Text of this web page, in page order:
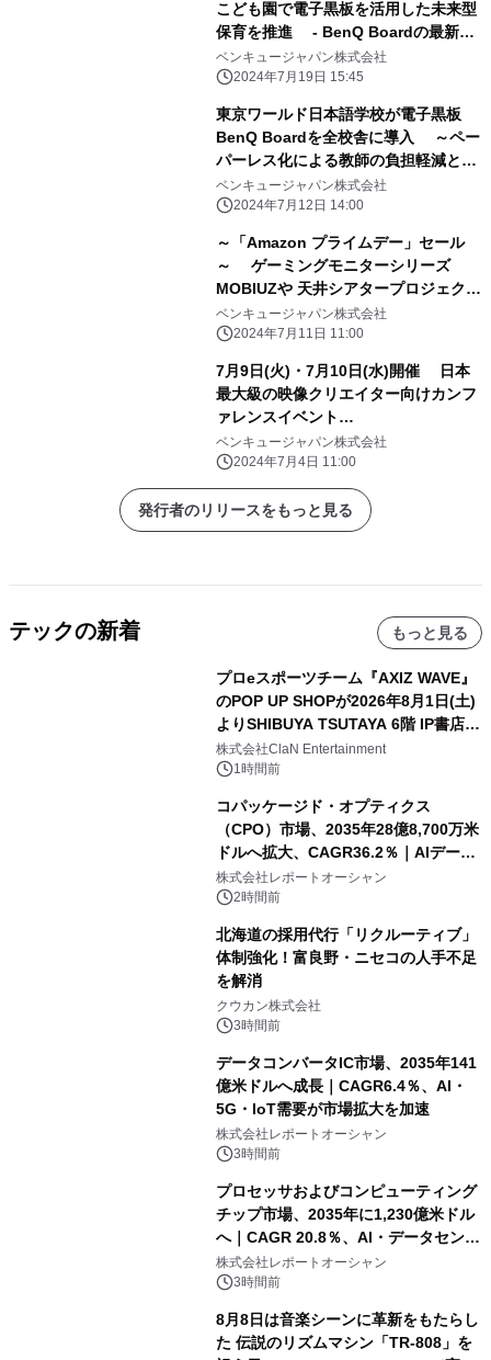
こども園で電子黒板を活用した未来型
保育を推進 - BenQ Boardの最新活
用事例2種を公開- ～業務改善、教育
現場での活用／デジタルコンテンツ講
習会～
ベンキュージャパン株式会社
2024年7月19日 15:45
東京ワールド日本語学校が電子黒板
BenQ Boardを全校舎に導入 ～ペー
パーレス化による教師の負担軽減と授
業の効率化を実現～
ベンキュージャパン株式会社
2024年7月12日 14:00
～「Amazon プライムデー」セール
～ ゲーミングモニターシリーズ
MOBIUZや 天井シアタープロジェクタ
ー「GV31」を含む 32製品を最大
23％OFFにて販売
ベンキュージャパン株式会社
2024年7月11日 11:00
7月9日(火)・7月10日(水)開催 日本
最大級の映像クリエイター向けカンフ
ァレンスイベント
「VIDEOGRAPHERS TOKYO 2024」
に出展 ～プロ向け
『AQCOLOR(TM)』シリーズの モニ
ター製品などから構築するデスク環境
を紹介～
ベンキュージャパン株式会社
2024年7月4日 11:00
発行者のリリースをもっと見る
テックの新着 もっと見る
プロeスポーツチーム『AXIZ WAVE』
のPOP UP SHOPが2026年8月1日(土)
よりSHIBUYA TSUTAYA 6階 IP書店で
開催決定！！
株式会社ClaN Entertainment
1時間前
コパッケージド・オプティクス
（CPO）市場、2035年28億8,700万米
ドルへ拡大、CAGR36.2％｜AIデータ
センター・高速光通信需要が成長を加
速
株式会社レポートオーシャン
2時間前
北海道の採用代行「リクルーティブ」
体制強化！富良野・ニセコの人手不足
を解消
クウカン株式会社
3時間前
データコンバータIC市場、2035年141
億米ドルへ成長｜CAGR6.4％、AI・
5G・IoT需要が市場拡大を加速
株式会社レポートオーシャン
3時間前
プロセッサおよびコンピューティング
チップ市場、2035年に1,230億米ドル
へ｜CAGR 20.8％、AI・データセンタ
ー需要が成長を牽引
株式会社レポートオーシャン
3時間前
8月8日は音楽シーンに革新をもたらし
た 伝説のリズムマシン「TR-808」を